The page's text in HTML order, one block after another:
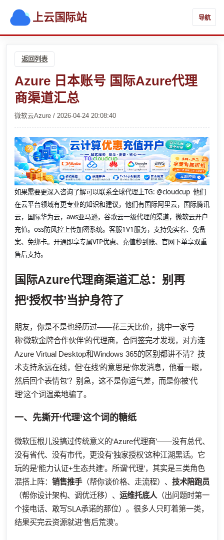
上云国际站 导航
返回列表
Azure 日本账号 国际Azure代理
商渠道汇总
微软云Azure / 2026-04-24 20:08:40
如果需要更深入咨询了解可以联系全球代理上TG: @cloudcup 他们
在云平台领域有更专业的知识和建议，他们有国际阿里云，国际腾讯
云，国际华为云，aws亚马逊，谷歌云一级代理的渠道，微软云开户
充值。oss防风控上传加密系统。客服1V1服务，支持免实名、免备
案、免绑卡。开通即享专属VIP优惠、充值秒到账、官网下单享双重
售后支持。
国际Azure代理商渠道汇总：别再
把‘授权书’当护身符了
朋友，你是不是也经历过——花三天比价，挑中一家号
称‘微软金牌合作伙伴’的代理商，合同签完才发现，对方连
Azure Virtual Desktop和Windows 365的区别都讲不清？技
术支持永远在线，但‘在线’的意思是‘你发消息，他看一眼，
然后回个表情包’？别急，这不是你运气差，而是你被‘代
理’这个词温柔地骗了。
一、先撕开‘代理’这个词的糖纸
微软压根儿没搞过传统意义的‘Azure代理商’——没有总代、
没有省代、没有市代，更没有‘独家授权’这种江湖黑话。它
玩的是‘能力认证+生态共建’。所谓‘代理’，其实是三类角色
混搭上阵： 销售推手（帮你谈价格、走流程）、 技术陪跑员
（帮你设计架构、调优迁移）、 运维托底人 （出问题时第一
个接电话、敢写SLA承诺的那位）。很多人只盯着第一类，
结果买完云资源就进‘售后荒漠’。